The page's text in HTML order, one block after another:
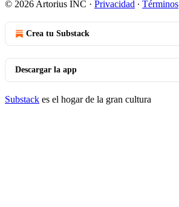
© 2026 Artorius INC · Privacidad ∙ Términos
Crea tu Substack
Descargar la app
Substack es el hogar de la gran cultura